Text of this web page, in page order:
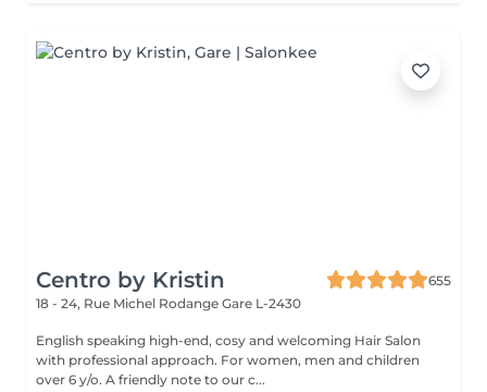
Centro by Kristin
655
18 - 24, Rue Michel Rodange Gare L-2430
English speaking high-end, cosy and welcoming Hair Salon
with professional approach. For women, men and children
over 6 y/o. A friendly note to our c...